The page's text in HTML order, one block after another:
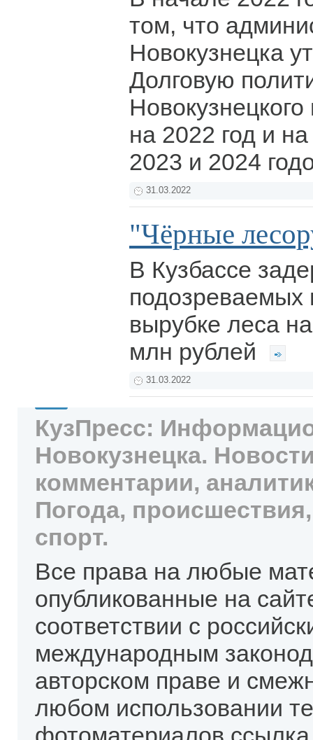
том, что
Новокузнецка
Долговую
Новокузнецкого
на 2022 год и
2023 и 2024
31.03.2022
"Чёрные
В Кузбассе
подозреваемых
вырубке леса
млн рублей
31.03.2022
КузПресс:
Новокузнецка.
комментарии,
Погода,
спорт.
Все права на любые
опубликованные на
соответствии с
международным
авторском праве и
любом использовании